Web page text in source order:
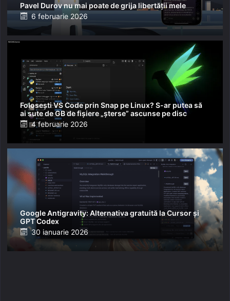
Pavel Durov nu mai poate de grija libertății mele
Posted
on
6 februarie 2026
Folosești VS Code prin Snap pe Linux? S-ar putea să
ai sute de GB de fișiere „șterse” ascunse pe disc
Posted
on
4 februarie 2026
Google Antigravity: Alternativa gratuită la Cursor și
GPT Codex
Posted
on
30 ianuarie 2026